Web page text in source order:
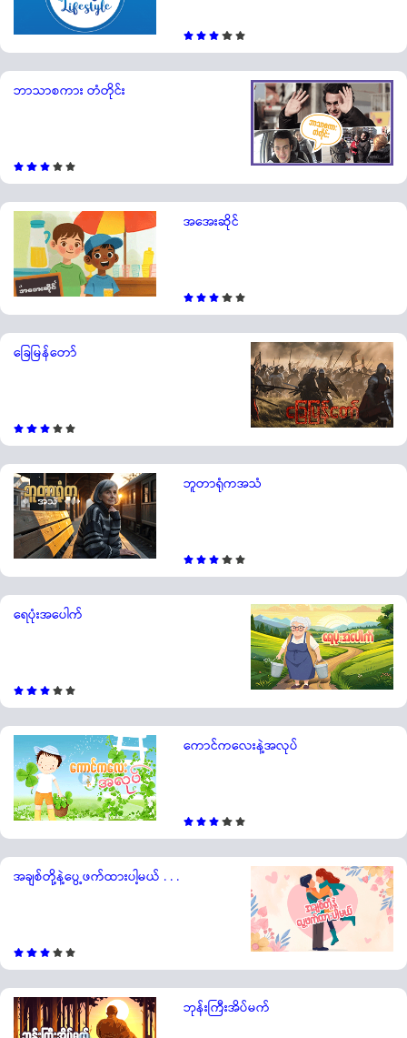
ဘာသာစကား တံတိုင်း
အအေးဆိုင်
ခြေမြန်တော်
ဘူတာရုံကအသံ
ရေပုံးအပေါက်
ကောင်ကလေးနဲ့အလုပ်
အချစ်တို့နဲ့ပွေ့ဖက်ထားပါ့မယ် . . .
ဘုန်းကြီးအိပ်မက်